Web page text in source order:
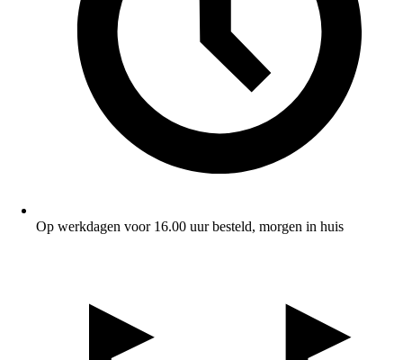
Op werkdagen voor 16.00 uur besteld, morgen in huis